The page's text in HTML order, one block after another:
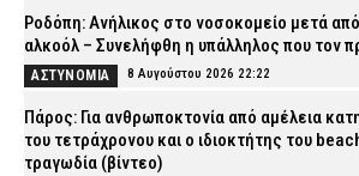
Ροδόπη: Ανήλικος στο νοσοκομείο μετά
αλκοόλ – Συνελήφθη η υπάλληλος που τον
ΑΣΤΥΝΟΜΙΑ 8 Αυγούστου 2026 22:22
Πάρος: Για ανθρωποκτονία από αμέλεια
του τετράχρονου και ο ιδιοκτήτης του
τραγωδία (βίντεο)